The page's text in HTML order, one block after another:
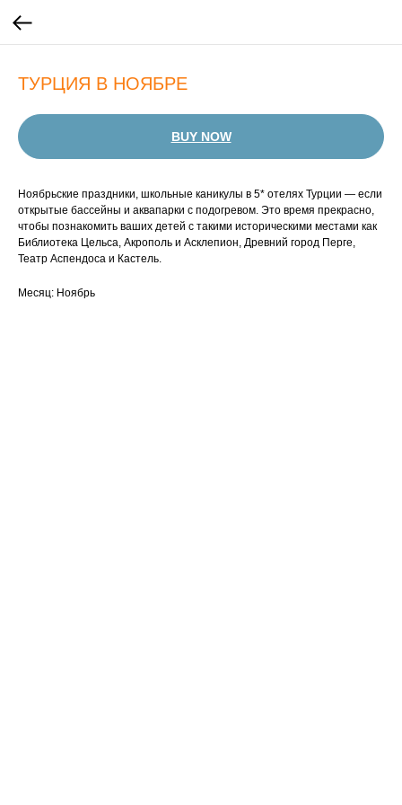
ТУРЦИЯ В НОЯБРЕ
BUY NOW
Ноябрьские праздники, школьные каникулы в 5* отелях Турции — если
открытые бассейны и аквапарки с подогревом. Это время прекрасно,
чтобы познакомить ваших детей с такими историческими местами как
Библиотека Цельса, Акрополь и Асклепион, Древний город Перге,
Театр Аспендоса и Кастель.
Месяц: Ноябрь